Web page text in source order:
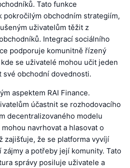
Tato funkce
pokročilým obchodním strategiím,
uživatelům těžit z
Integrací sociálního
podporuje komunitně řízený
se uživatelé mohou učit jeden
své obchodní dovednosti.
aspektem RAI Finance.
účastnit se rozhodovacího
decentralizovaného modelu
navrhovat a hlasovat o
zajišťuje, že se platforma vyvíjí
a potřeby její komunity. Tato
správy posiluje uživatele a